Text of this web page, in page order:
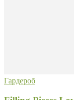
Гардероб